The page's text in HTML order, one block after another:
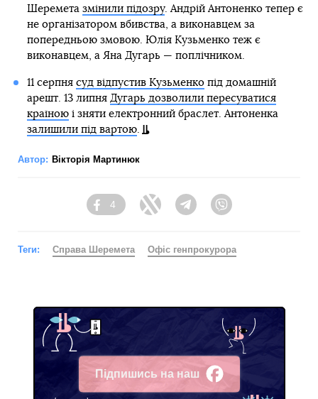
Шеремета змінили підозру. Андрій Антоненко тепер є
не організатором вбивства, а виконавцем за
попередньою змовою. Юлія Кузьменко теж є
виконавцем, а Яна Дугарь — поплічником.
11 серпня суд відпустив Кузьменкопід домашній
арешт. 13 липня Дугарь дозволили пересуватися
країноюі зняти електронний браслет. Антоненка
залишили під вартою.
Автор: Вікторія Мартинюк
Facebook
4
Twitter Telegram
Теги: Справа Шеремета Офіс генпрокурора
Підпишись на наш
Facebook